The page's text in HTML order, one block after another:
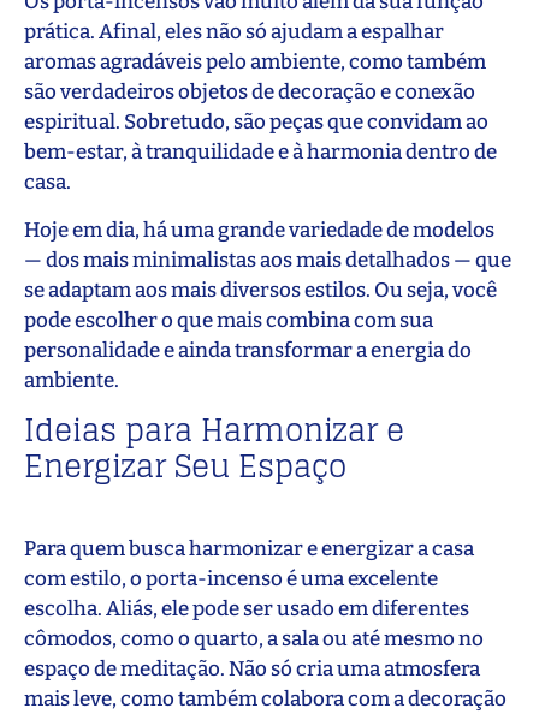
prática. Afinal, eles não só ajudam a espalhar
aromas agradáveis pelo ambiente, como também
são verdadeiros objetos de decoração e conexão
espiritual. Sobretudo, são peças que convidam ao
bem-estar, à tranquilidade e à harmonia dentro de
casa.
Hoje em dia, há uma grande variedade de modelos
— dos mais minimalistas aos mais detalhados — que
se adaptam aos mais diversos estilos. Ou seja, você
pode escolher o que mais combina com sua
personalidade e ainda transformar a energia do
ambiente.
Ideias para Harmonizar e
Energizar Seu Espaço
Para quem busca harmonizar e energizar a casa
com estilo, o porta-incenso é uma excelente
escolha. Aliás, ele pode ser usado em diferentes
cômodos, como o quarto, a sala ou até mesmo no
espaço de meditação. Não só cria uma atmosfera
mais leve, como também colabora com a decoração